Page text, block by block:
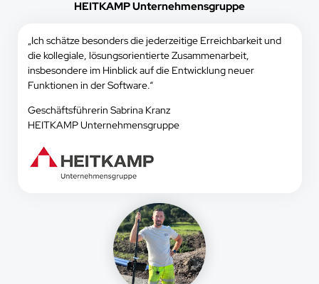
HEITKAMP Unternehmensgruppe
„Ich schätze besonders die jederzeitige Erreichbarkeit und
die kollegiale, lösungsorientierte Zusammenarbeit,
insbesondere im Hinblick auf die Entwicklung neuer
Funktionen in der Software.“
Geschäftsführerin Sabrina Kranz
HEITKAMP Unternehmensgruppe